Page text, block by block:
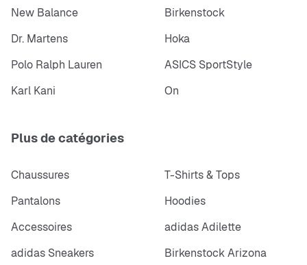
New Balance
Birkenstock
Dr. Martens
Hoka
Polo Ralph Lauren
ASICS SportStyle
Karl Kani
On
Plus de catégories
Chaussures
T-Shirts & Tops
Pantalons
Hoodies
Accessoires
adidas Adilette
adidas Sneakers
Birkenstock Arizona